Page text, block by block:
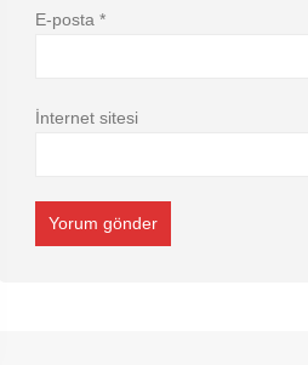
E-posta *
İnternet sitesi